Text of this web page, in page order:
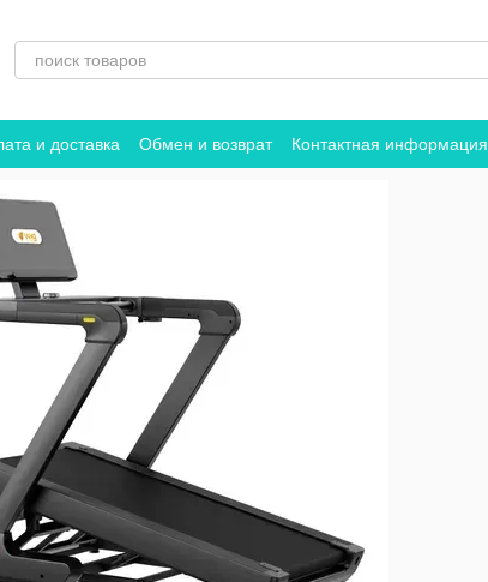
и доставка Обмен и возврат Контактная информация
оферты